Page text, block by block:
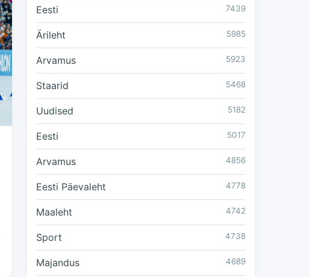
Eesti 7439
Ärileht 5985
Arvamus 5923
Staarid 5468
Uudised 5182
Eesti 5017
Arvamus 4856
Eesti Päevaleht 4778
Maaleht 4742
Sport 4738
Majandus 4689